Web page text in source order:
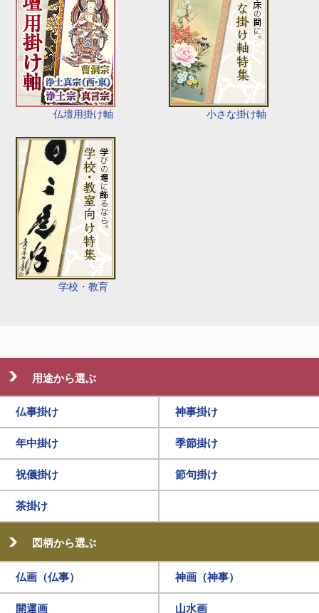
仏壇用掛け軸 小さな掛け軸
学校・教育
用途から選ぶ
仏事掛け 神事掛け
年中掛け 季節掛け
祝儀掛け 節句掛け
茶掛け
図柄から選ぶ
仏画（仏事） 神画（神事）
開運画 山水画